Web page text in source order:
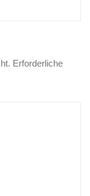
Erforderliche